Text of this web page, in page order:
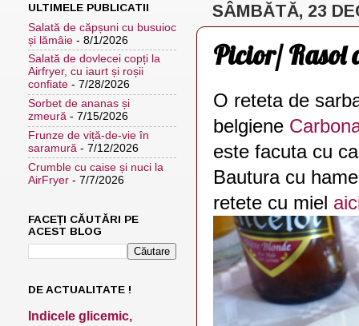
SÂMBĂTĂ, 23
Picior/ Rasol
O reteta de
belgiene
este facuta cu
Bautura cu
retete cu miel
ULTIMELE PUBLICATII
Salată de căpșuni cu busuioc
și lămâie - 8/1/2026
Salată de dovlecei copți la
Airfryer, cu iaurt și roșii
confiate - 7/28/2026
Sorbet de ananas și
zmeură - 7/15/2026
Frunze de viță-de-vie în
saramură - 7/12/2026
Crumble cu caise și nuci la
AirFryer - 7/7/2026
FACEȚI CĂUTĂRI PE
ACEST BLOG
DE ACTUALITATE !
Indicele glicemic,